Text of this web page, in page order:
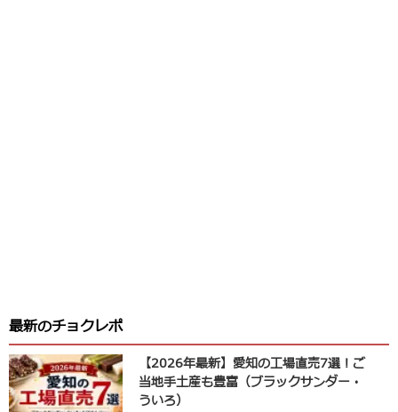
最新のチョクレポ
【2026年最新】愛知の工場直売7選！ご
当地手土産も豊富（ブラックサンダー・
ういろ）